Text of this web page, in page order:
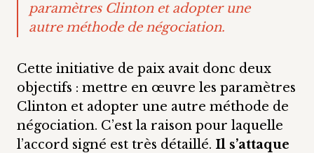
paramètres Clinton et adopter une
autre méthode de négociation.
Cette initiative de paix avait donc deux
objectifs : mettre en œuvre les paramètres
Clinton et adopter une autre méthode de
négociation. C’est la raison pour laquelle
l’accord signé est très détaillé. Il s’attaque